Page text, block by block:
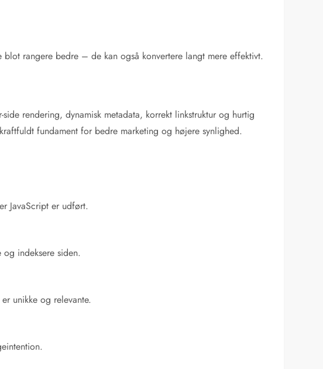
blot rangere bedre – de kan også konvertere langt mere effektivt.
rendering, dynamisk metadata, korrekt linkstruktur og hurtig
fundament for bedre marketing og højere synlighed.
JavaScript er udført.
indeksere siden.
unikke og relevante.